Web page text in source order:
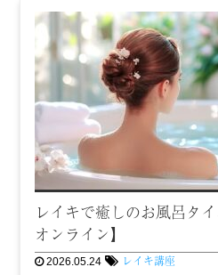
レイキで癒しのお風呂タ
オンライン】
2026.05.24 レイキ講座